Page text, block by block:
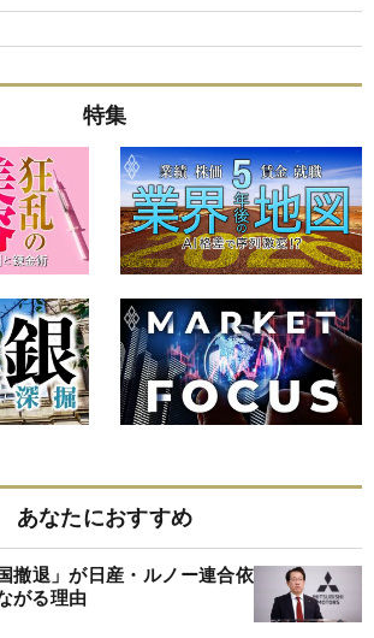
特集
あなたにおすすめ
撤退」が日産・ルノー連合依
がる理由